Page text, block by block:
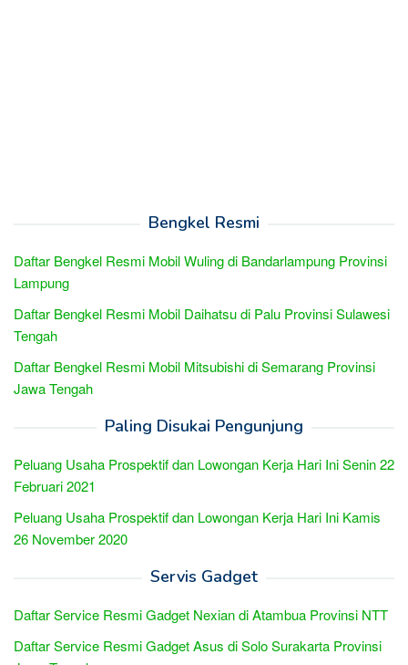
Bengkel Resmi
Daftar Bengkel Resmi Mobil Wuling di Bandarlampung Provinsi
Lampung
Daftar Bengkel Resmi Mobil Daihatsu di Palu Provinsi Sulawesi
Tengah
Daftar Bengkel Resmi Mobil Mitsubishi di Semarang Provinsi
Jawa Tengah
Paling Disukai Pengunjung
Peluang Usaha Prospektif dan Lowongan Kerja Hari Ini Senin 22
Februari 2021
Peluang Usaha Prospektif dan Lowongan Kerja Hari Ini Kamis
26 November 2020
Servis Gadget
Daftar Service Resmi Gadget Nexian di Atambua Provinsi NTT
Daftar Service Resmi Gadget Asus di Solo Surakarta Provinsi